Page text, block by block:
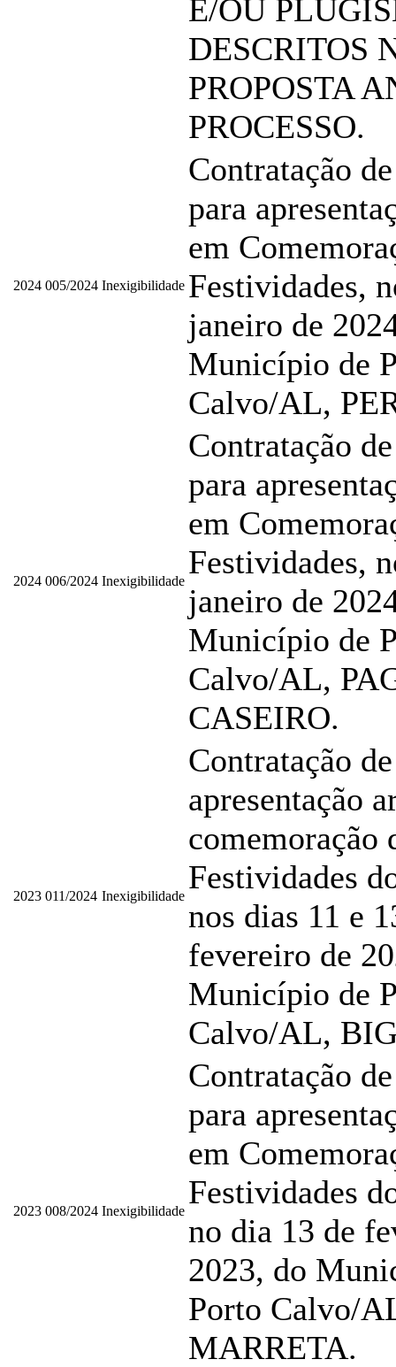
E/OU
DESCRITOS
PROPOSTA
PROCESSO.
2024 005/2024 Inexigibilidade
Contratação
para
em
Festividades,
janeiro de
Município de
Calvo/AL,
2024 006/2024 Inexigibilidade
Contratação
para
em
Festividades,
janeiro de
Município de
Calvo/AL,
CASEIRO.
2023 011/2024 Inexigibilidade
Contratação de
apresentação
comemoração
Festividades
nos dias 11 e
fevereiro de
Município de
Calvo/AL,
2023 008/2024 Inexigibilidade
Contratação
para
em
Festividades
no dia 13 de
2023, do
Porto Calvo/
MARRETA.